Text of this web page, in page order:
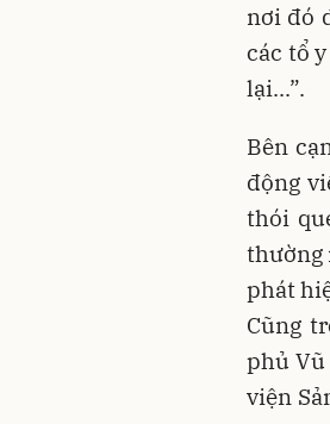
nơi đó
các tổ
lại...”.
Bên
động
thói
thường
phát
Cũng
phủ Vũ
viện